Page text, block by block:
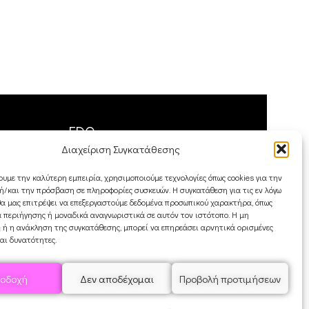
Διαχείριση Συγκατάθεσης
την καλύτερη εμπειρία, χρησιμοποιούμε τεχνολογίες όπως cookies για την
και την πρόσβαση σε πληροφορίες συσκευών. Η συγκατάθεση για τις εν λόγω
μας επιτρέψει να επεξεργαστούμε δεδομένα προσωπικού χαρακτήρα, όπως
ή μοναδικά αναγνωριστικά σε αυτόν τον ιστότοπο. Η μη
η ανάκληση της συγκατάθεσης, μπορεί να επηρεάσει αρνητικά ορισμένες
δυνατότητες.
Δεν αποδέχομαι Προβολή προτιμήσεων
FDQ
Αποστολές & Επιστροφές
Όροι και Προϋποθέσεις